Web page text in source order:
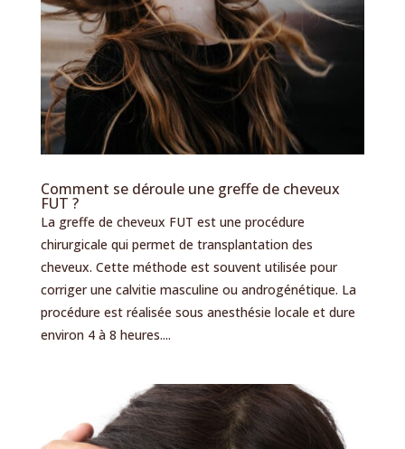
Comment se déroule une greffe de cheveux
FUT ?
La greffe de cheveux FUT est une procédure
chirurgicale qui permet de transplantation des
cheveux. Cette méthode est souvent utilisée pour
corriger une calvitie masculine ou androgénétique. La
procédure est réalisée sous anesthésie locale et dure
environ 4 à 8 heures....